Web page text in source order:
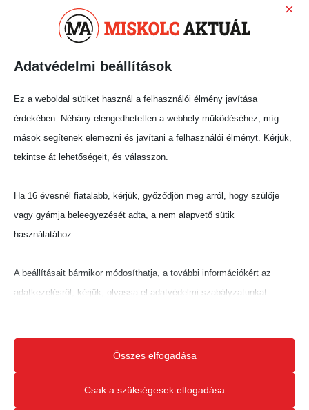
mindennapjainak is természetes részévé váljon.
Adatvédelmi beállítások
×
Ez a weboldal sütiket használ a felhasználói élmény javítása
érdekében. Néhány elengedhetetlen a webhely működéséhez, míg
mások segítenek elemezni és javítani a felhasználói élményt. Kérjük,
tekintse át lehetőségeit, és válasszon.
Ha 16 évesnél fiatalabb, kérjük, győződjön meg arról, hogy szülője
vagy gyámja beleegyezését adta, a nem alapvető sütik
használatához.
A beállításait bármikor módosíthatja, a további információkért az
adatkezelésről, kérjük, olvassa el adatvédelmi szabályzatunkat.
Ne feledje, hogy ha bizonyos típusú sütik, vagy szolgáltatások
letiltása mellett dönt, az befolyásolhatja a webhely által nyújtott
élményét és az általunk kínált szolgáltatásokat.
Összes elfogadása
Csak a szükségesek elfogadása